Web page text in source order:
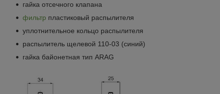
гайка отсечного клапана
фильтр пластиковый распылителя
уплотнительное кольцо распылителя
распылитель щелевой 110-03 (синий)
гайка байонетная тип ARAG